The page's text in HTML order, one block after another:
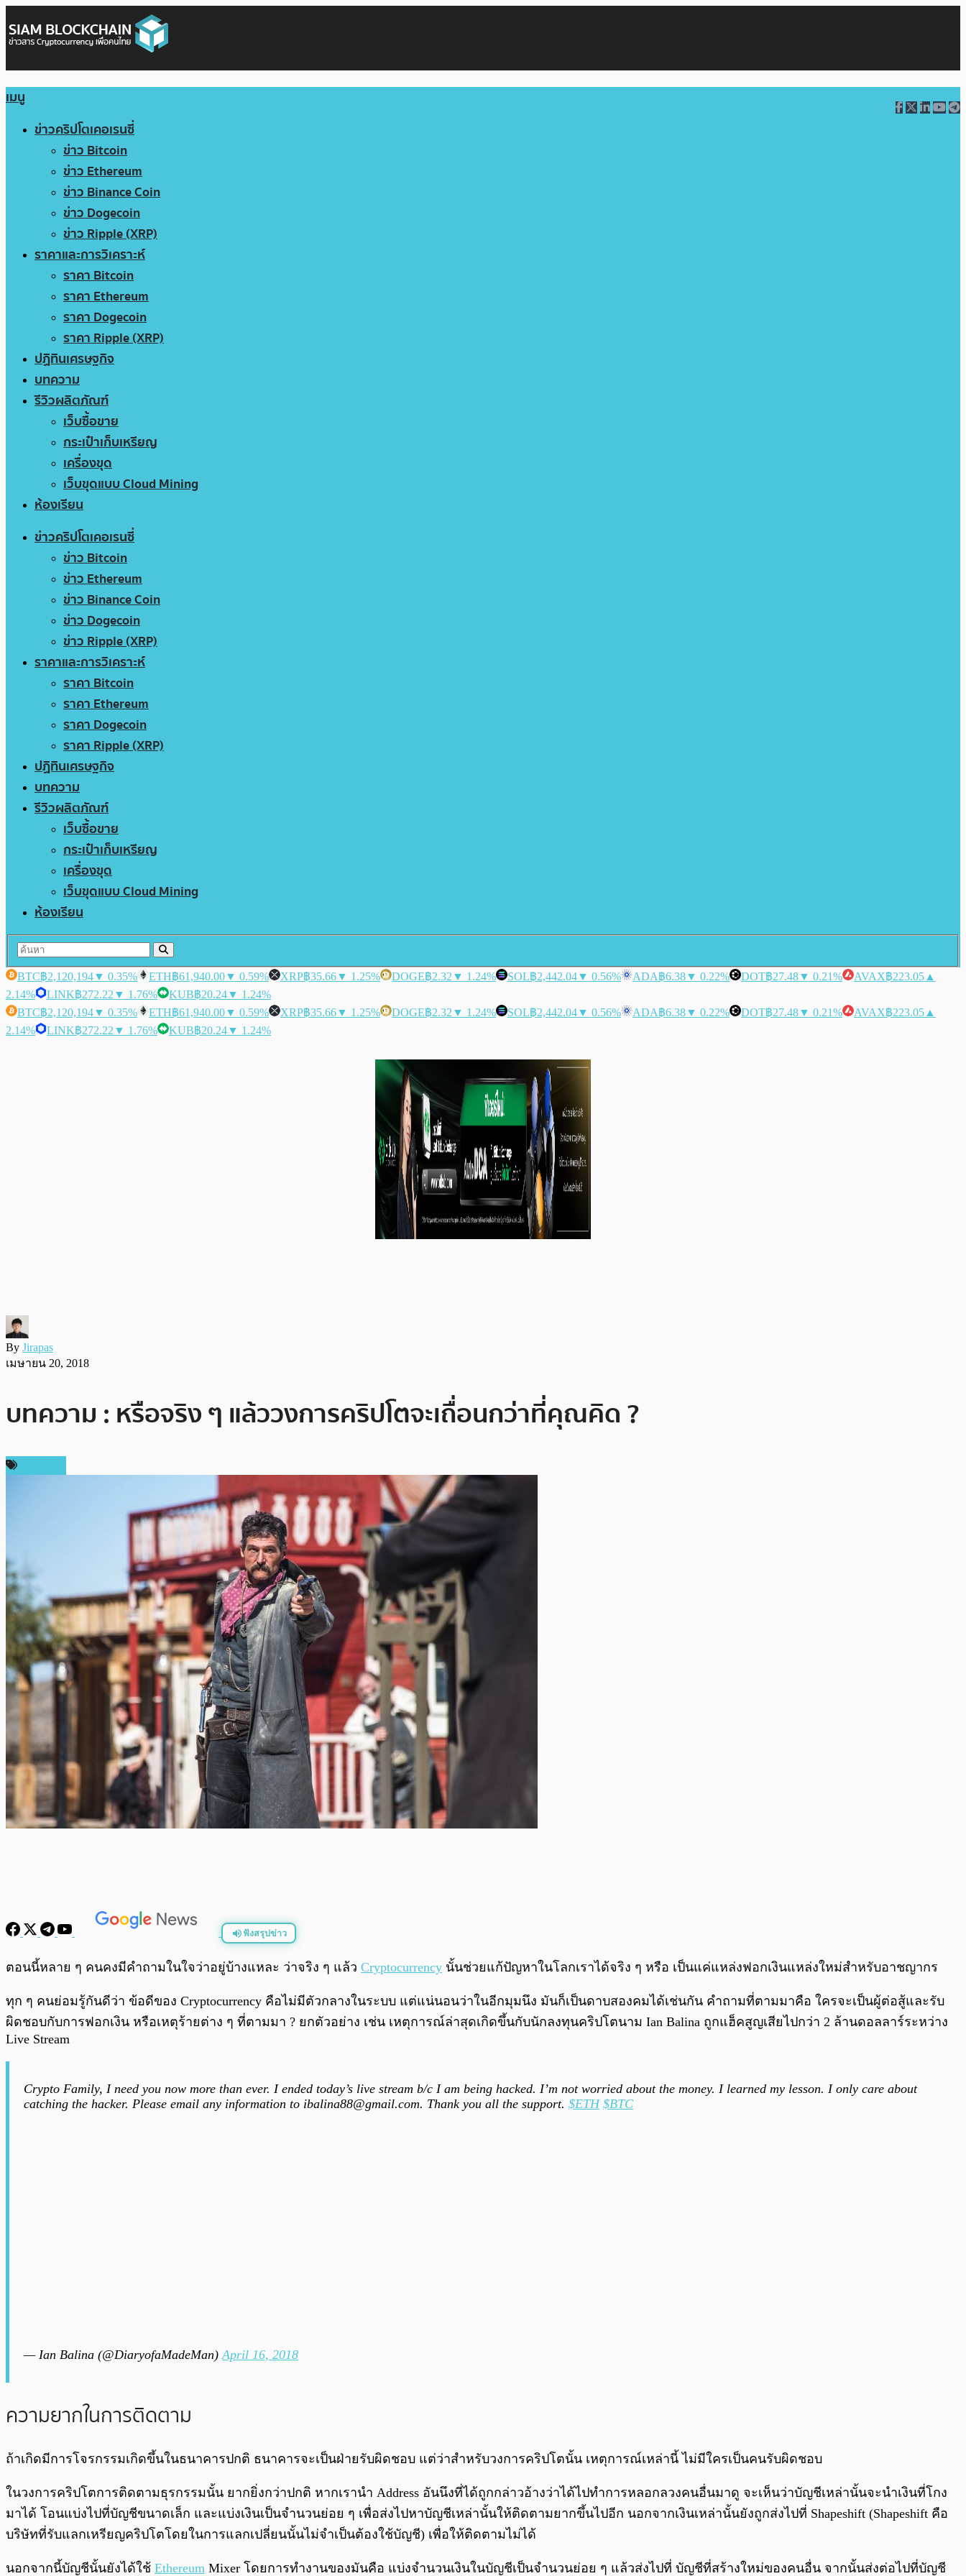
เมนู
ข่าวคริปโตเคอเรนซี่
ข่าว Bitcoin
ข่าว Ethereum
ข่าว Binance Coin
ข่าว Dogecoin
ข่าว Ripple (XRP)
ราคาและการวิเคราะห์
ราคา Bitcoin
ราคา Ethereum
ราคา Dogecoin
ราคา Ripple (XRP)
ปฏิทินเศรษฐกิจ
บทความ
รีวิวผลิตภัณฑ์
เว็บซื้อขาย
กระเป๋าเก็บเหรียญ
เครื่องขุด
เว็บขุดแบบ Cloud Mining
ห้องเรียน
ข่าวคริปโตเคอเรนซี่
ข่าว Bitcoin
ข่าว Ethereum
ข่าว Binance Coin
ข่าว Dogecoin
ข่าว Ripple (XRP)
ราคาและการวิเคราะห์
ราคา Bitcoin
ราคา Ethereum
ราคา Dogecoin
ราคา Ripple (XRP)
ปฏิทินเศรษฐกิจ
บทความ
รีวิวผลิตภัณฑ์
เว็บซื้อขาย
กระเป๋าเก็บเหรียญ
เครื่องขุด
เว็บขุดแบบ Cloud Mining
ห้องเรียน
BTC฿2,120,194▼ 0.35% ETH฿61,940.00▼ 0.59% XRP฿35.66▼ 1.25% DOGE฿2.32 ▼ 1.24% SOL฿2,442.04▼ 0.56% ADA฿6.38▼ 0.22% DOT฿27.48▼ 0.21% AVAX฿223.05 ▲
2.14%
LINK฿272.22 ▼ 1.76% KUB฿20.24▼ 1.24%
BTC฿2,120,194▼ 0.35% ETH฿61,940.00▼ 0.59% XRP฿35.66▼ 1.25% DOGE฿2.32 ▼ 1.24% SOL฿2,442.04▼ 0.56% ADA฿6.38▼ 0.22% DOT฿27.48▼ 0.21% AVAX฿223.05 ▲
2.14%
LINK฿272.22 ▼ 1.76% KUB฿20.24▼ 1.24%
By Jirapas
เมษายน 20, 2018
บทความ : หรือจริง ๆ แล้ววงการคริปโตจะเถื่อนกว่าที่คุณคิด ?
ฟังสรุปข่าว
0:00
ตอนนี้หลาย ๆ คนคงมีคำถามในใจว่าอยู่บ้างแหละ ว่าจริง ๆ แล้ว Cryptocurrency นั้นช่วยแก้ปัญหาในโลกเราได้จริง ๆ หรือ เป็นแค่แหล่งฟอกเงินแหล่งใหม่สำหรับอาชญากร
ทุก ๆ คนย่อมรู้กันดีว่า ข้อดีของ Cryptocurrency คือไม่มีตัวกลางในระบบ แต่แน่นอนว่าในอีกมุมนึง มันก็เป็นดาบสองคมได้เช่นกัน คำถามที่ตามมาคือ ใครจะเป็นผู้ต่อสู้และรับ
ผิดชอบกับการฟอกเงิน หรือเหตุร้ายต่าง ๆ ที่ตามมา ? ยกตัวอย่าง เช่น เหตุการณ์ล่าสุดเกิดขึ้นกับนักลงทุนคริปโตนาม Ian Balina ถูกแฮ็คสูญเสียไปกว่า 2 ล้านดอลลาร์ระหว่าง
Live Stream
Crypto Family, I need you now more than ever. I ended today’s live stream b/c I am being hacked. I’m not worried about the money. I learned my lesson. I only care about
catching the hacker. Please email any information to ibalina88@gmail.com. Thank you all the support. $ETH $BTC
— Ian Balina (@DiaryofaMadeMan)April 16, 2018
ความยากในการติดตาม
ถ้าเกิดมีการโจรกรรมเกิดขึ้นในธนาคารปกติ ธนาคารจะเป็นฝ่ายรับผิดชอบ แต่ว่าสำหรับวงการคริปโตนั้น เหตุการณ์เหล่านี้ ไม่มีใครเป็นคนรับผิดชอบ
ในวงการคริปโตการติดตามธุรกรรมนั้น ยากยิ่งกว่าปกติ หากเรานำ Address อันนึงที่ได้ถูกกล่าวอ้างว่าได้ไปทำการหลอกลวงคนอื่นมาดู จะเห็นว่าบัญชีเหล่านั้นจะนำเงินที่โกง
มาได้ โอนแบ่งไปที่บัญชีขนาดเล็ก และแบ่งเงินเป็นจำนวนย่อย ๆ เพื่อส่งไปหาบัญชีเหล่านั้นให้ติดตามยากขึ้นไปอีก นอกจากเงินเหล่านั้นยังถูกส่งไปที่ Shapeshift (Shapeshift คือ
บริษัทที่รับแลกเหรียญคริปโตโดยในการแลกเปลี่ยนนั้นไม่จำเป็นต้องใช้บัญชี) เพื่อให้ติดตามไม่ได้
นอกจากนี้บัญชีนั้นยังได้ใช้ Ethereum Mixer โดยการทำงานของมันคือ แบ่งจำนวนเงินในบัญชีเป็นจำนวนย่อย ๆ แล้วส่งไปที่ บัญชีที่สร้างใหม่ของคนอื่น จากนั้นส่งต่อไปที่บัญชี